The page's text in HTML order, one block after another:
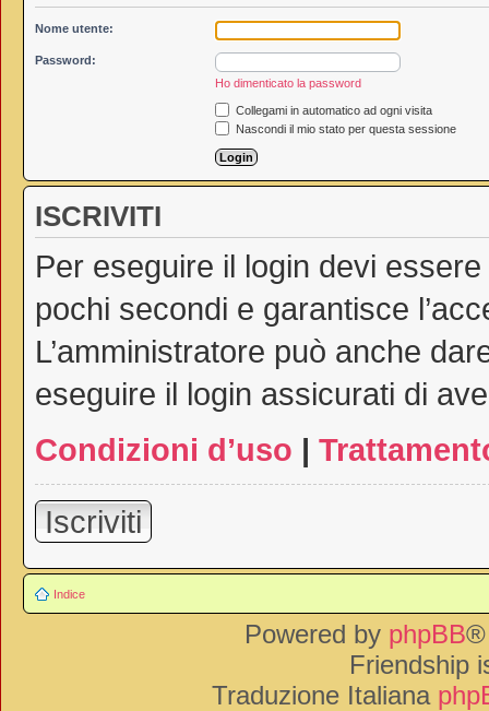
Nome utente:
Password:
Ho dimenticato la password
Collegami in automatico ad ogni visita
Nascondi il mio stato per questa sessione
ISCRIVITI
Per eseguire il login devi
pochi secondi e garantisce
L’amministratore può anche
eseguire il login assicurati di
Condizioni d’uso |
Iscriviti
Indice
Powered by phpBB®
Friendship
Traduzione Italiana